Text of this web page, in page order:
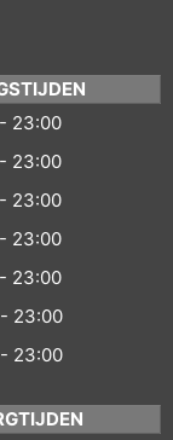
23:00
23:00
23:00
23:00
23:00
23:00
23:00